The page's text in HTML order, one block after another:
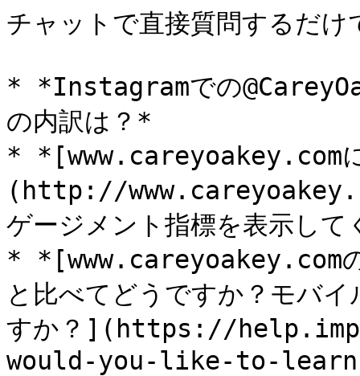
チャットで直接質問するだけ
* *Instagramでの
の内訳は？*
* *[www.careyoakey.com
(http://
ゲージメント指標を表示して
* *[www.careyoakey.com
と比べてどうですか？モバ
すか？](https://
would-you-like-to-